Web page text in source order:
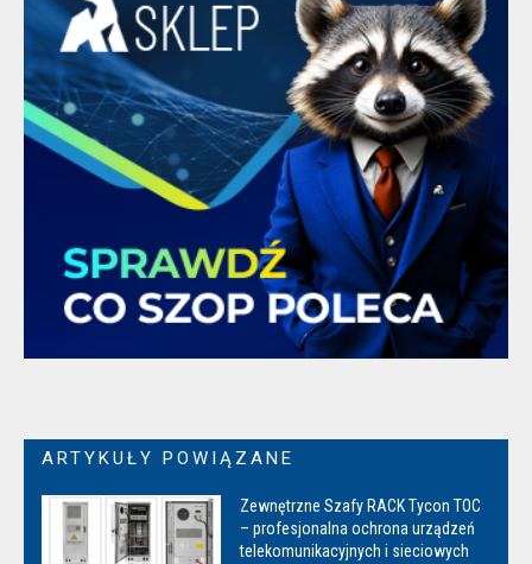
ARTYKUŁY POWIĄZANE
Zewnętrzne Szafy RACK Tycon TOC
– profesjonalna ochrona urządzeń
telekomunikacyjnych i sieciowych